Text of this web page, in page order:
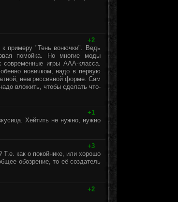
+2
к примеру "Тень вонючки". Ведь
помойка. Но многие моды
современные игры ААА-класса.
новичком, надо в первую
неагрессивной форме. Сам
вложить, чтобы сделать что-
+1
Хейтить не нужно, нужно
+3
как о покойнике, или хорошо
обозрение, то её создатель
+2